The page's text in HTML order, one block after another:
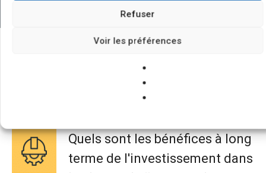
Refuser
Voir les préférences
Quelques infos sur nos centrales
solaires : questions et réponses
Quels sont les bénéfices à long
terme de l'investissement dans